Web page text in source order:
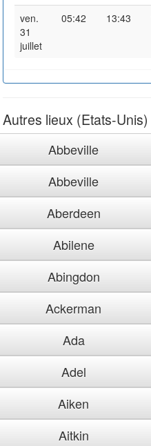
ven.
31
juillet
05:42 13:43
Autres lieux (Etats-Unis)
Abbeville
Abbeville
Aberdeen
Abilene
Abingdon
Ackerman
Ada
Adel
Aiken
Aitkin